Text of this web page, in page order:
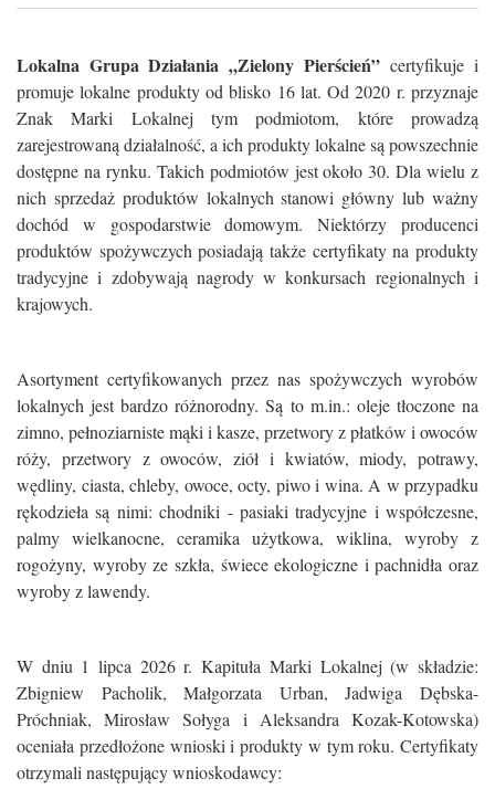
Lokalna Grupa Działania „Zielony Pierścień”certyfikuje i
promuje lokalne produkty od blisko 16 lat. Od 2020 r. przyznaje
Znak Marki Lokalnej tym podmiotom, które prowadzą
zarejestrowaną działalność, a ich produkty lokalne są powszechnie
dostępne na rynku. Takich podmiotów jest około 30. Dla wielu z
nich sprzedaż produktów lokalnych stanowi główny lub ważny
dochód w gospodarstwie domowym. Niektórzy producenci
produktów spożywczych posiadają także certyfikaty na produkty
tradycyjne i zdobywają nagrody w konkursach regionalnych i
krajowych.
Asortyment certyfikowanych przez nas spożywczych wyrobów
lokalnych jest bardzo różnorodny. Są to m.in.: oleje tłoczone na
zimno, pełnoziarniste mąki i kasze, przetwory z płatków i owoców
róży, przetwory z owoców, ziół i kwiatów, miody, potrawy,
wędliny, ciasta, chleby, owoce, octy, piwo i wina. A w przypadku
rękodzieła są nimi: chodniki - pasiaki tradycyjne i współczesne,
palmy wielkanocne, ceramika użytkowa, wiklina, wyroby z
rogożyny, wyroby ze szkła, świece ekologiczne i pachnidła oraz
wyroby z lawendy.
W dniu 1 lipca 2026 r. Kapituła Marki Lokalnej (w składzie:
Zbigniew Pacholik, Małgorzata Urban, Jadwiga Dębska-
Próchniak, Mirosław Sołyga i Aleksandra Kozak-Kotowska)
oceniała przedłożone wnioski i produkty w tym roku. Certyfikaty
otrzymali następujący wnioskodawcy: